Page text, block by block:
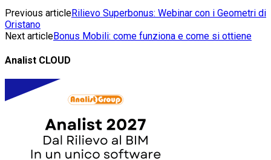
Previous articleRilievo Superbonus: Webinar con i Geometri di
Oristano
Next articleBonus Mobili: come funziona e come si ottiene
Analist CLOUD